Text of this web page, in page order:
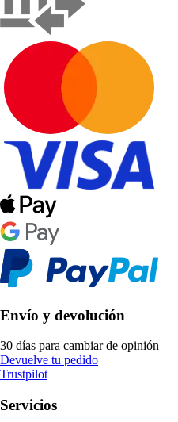
Envío y devolución
30 días para cambiar de opinión
Devuelve tu pedido
Trustpilot
Servicios